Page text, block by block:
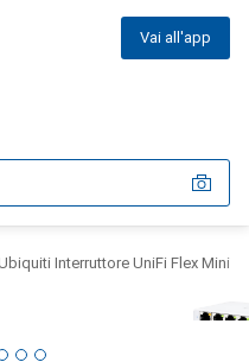
Vai all'app
Interruttore UniFi Flex Mini